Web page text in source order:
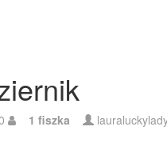
1 fiszka